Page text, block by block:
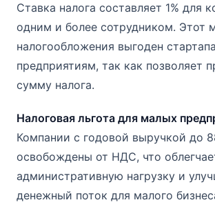
Ставка налога составляет 1% для
одним и более сотрудником. Этот
налогообложения выгоден
предприятиям, так как позволяет
сумму налога.
Налоговая льгота для малых
Компании с годовой выручкой до
освобождены от НДС, что
административную нагрузку и
денежный поток для малого